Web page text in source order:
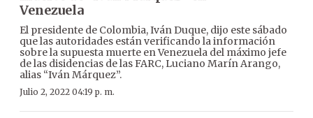
Venezuela
El presidente de Colombia, Iván Duque, dijo este sábado
que las autoridades están verificando la información
sobre la supuesta muerte en Venezuela del máximo jefe
de las disidencias de las FARC, Luciano Marín Arango,
alias “Iván Márquez”.
Julio 2, 2022 04:19 p. m.